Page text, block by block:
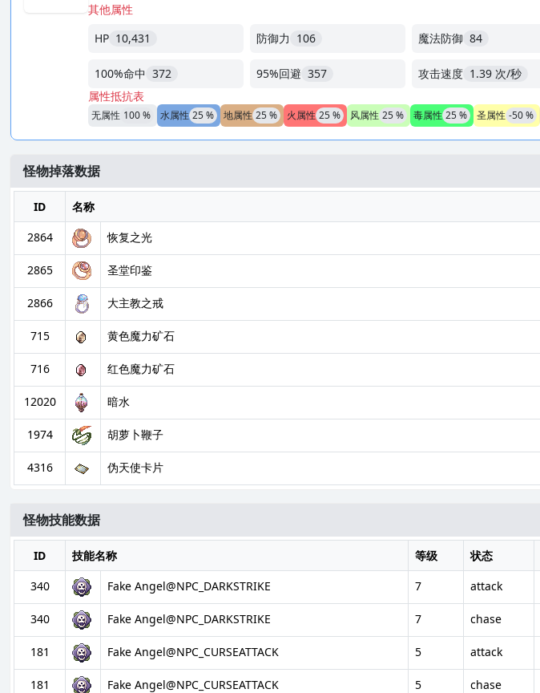
其他属性
HP 10,431 防御力 106 魔法防御 84
100%命中 372 95%回避 357 攻击速度 1.39 次/秒
属性抵抗表
无属性 100 % 水属性 25 % 地属性 25 % 火属性 25 % 风属性 25 % 毒属性 25 % 圣属性 -50 %
怪物掉落数据
ID 名称
2864
恢复之光
2865 圣堂印鉴
2866 大主教之戒
715 黄色魔力矿石
716 红色魔力矿石
12020 暗水
1974 胡萝卜鞭子
4316 伪天使卡片
怪物技能数据
ID 技能名称 等级 状态
340
Fake Angel@NPC_DARKSTRIKE 7 attack
340 Fake Angel@NPC_DARKSTRIKE 7 chase
181 Fake Angel@NPC_CURSEATTACK 5 attack
181 Fake Angel@NPC_CURSEATTACK 5 chase